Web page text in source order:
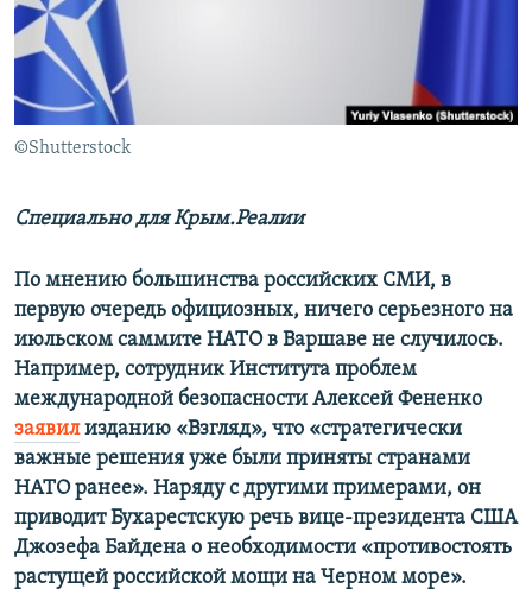
ПОБЕДИТЕЛЕЙ НЕ СУДЯТ?
КРЫМ.НЕПОКОРЕННЫЙ
ELIFBE
УКРАИНСКАЯ ПРОБЛЕМА КРЫМА
ПРИСОЕДИНЯЙТЕСЬ!
©Shutterstock
Специально для Крым.Реалии
По мнению большинства российских СМИ, в
первую очередь официозных, ничего серьезного на
июльском саммите НАТО в Варшаве не случилось.
Например, сотрудник Института проблем
международной безопасности Алексей Фененко
заявилизданию «Взгляд», что «стратегически
важные решения уже были приняты странами
НАТО ранее». Наряду с другими примерами, он
приводит Бухарестскую речь вице-президента США
Джозефа Байдена о необходимости «противостоять
растущей российской мощи на Черном море».